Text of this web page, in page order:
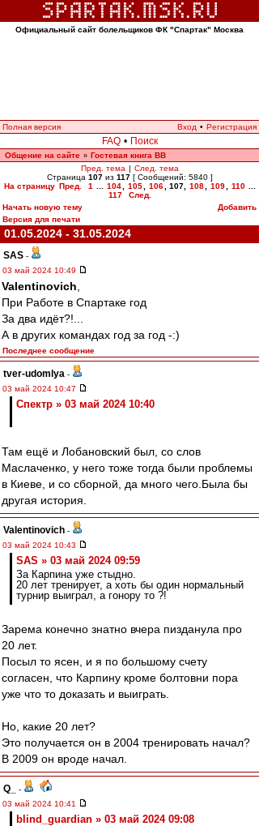
Официальный сайт болельщиков ФК "Спартак" Москва
Полная версия Вход • Регистрация
FAQ • Поиск
Общение на сайте » Гостевая книга ВВ
Пред. тема | След. тема
Страница 107из 117[ Сообщений: 5840 ]
На страницу Пред. 1 104 105 106 107 108 109 110
117
След.
Начать новую тему
Добавить
Версия для печати
01.05.2024 - 31.05.2024
SAS -
03 май 2024 10:49
Valentinovich
При Работе в Спартаке год
За два идёт?!...
А в других командах год за год -:)
Последнее сообщение
tver-udomlya -
03 май 2024 10:47
Спектр » 03 май 2024 10:40
Там ещё и Лобановский был, со слов
Маслаченко, у него тоже тогда были проблемы
в Киеве, и со сборной, да много чего.Была бы
другая история.
Valentinovich -
03 май 2024 10:43
SAS » 03 май 2024 09:59
За Карпина уже стыдно.
20 лет тренирует, а хоть бы один нормальный
турнир выиграл, а гонору то ?!
Зарема конечно знатно вчера пизданула про
20 лет.
Посыл то ясен, и я по большому счету
согласен, что Карпину кроме болтовни пора
уже что то доказать и выиграть.
Но, какие 20 лет?
Это получается он в 2004 тренировать начал?
В 2009 он вроде начал.
Q_
-
03 май 2024 10:41
blind_guardian » 03 май 2024 09:08